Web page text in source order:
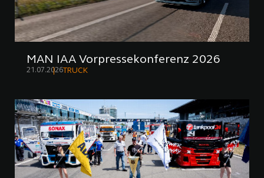
MAN IAA Vorpressekonferenz 2026
21.07.2026TRUCK